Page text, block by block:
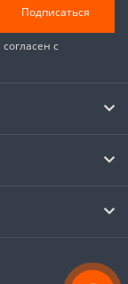
Подписаться
согласен с